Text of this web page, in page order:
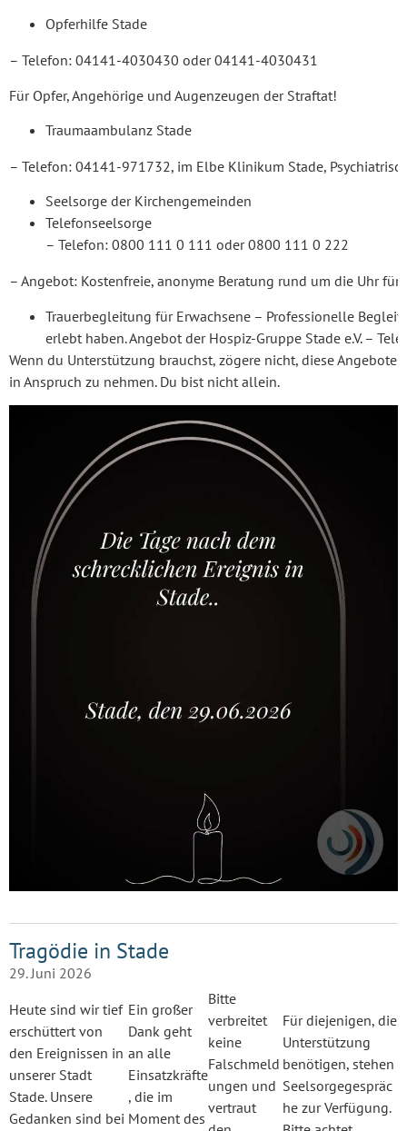
Opferhilfe Stade
– Telefon: 04141-4030430 oder 04141-4030431
Für Opfer, Angehörige und Augenzeugen der Straftat!
Traumaambulanz Stade
– Telefon: 04141-971732, im Elbe Klinikum Stade,
Seelsorge der Kirchengemeinden
– Telefon: 0800 111 0 111 oder 0800 111 0 222
– Angebot: Kostenfreie, anonyme Beratung rund um die Uhr
Trauerbegleitung für Erwachsene – Professionelle
erlebt haben. Angebot der Hospiz-Gruppe Stade e.V. –
Wenn du Unterstützung brauchst, zögere nicht, diese Angebote
in Anspruch zu nehmen. Du bist nicht allein.
Tragödie in Stade
29. Juni 2026
Heute sind wir tief
erschüttert von
den Ereignissen in
unserer Stadt
Stade. Unsere
Gedanken sind bei
Ein großer
Dank geht
an alle
Einsatzkräfte
, die im
Moment des
Bitte
verbreitet
keine
Falschmeld
ungen und
vertraut
Für diejenigen, die
Unterstützung
benötigen, stehen
Seelsorgegespräc
he zur Verfügung.